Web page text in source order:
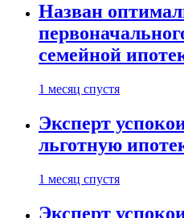
Назван
семейной
1 месяц спустя
Эксперт
льготную
1 месяц спустя
Эксперт